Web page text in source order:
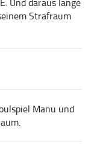
Strafraum
Manu und